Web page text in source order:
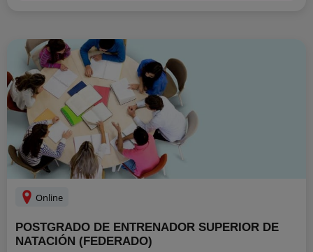
Online
POSTGRADO DE ENTRENADOR SUPERIOR DE
NATACIÓN (FEDERADO)